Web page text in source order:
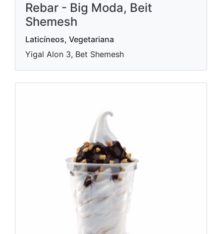
Rebar - Big Moda, Beit
Shemesh
Laticíneos, Vegetariana
Yigal Alon 3, Bet Shemesh